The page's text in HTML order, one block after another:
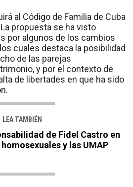
al Código de Familia de Cuba
propuesta se ha visto
por algunos de los cambios
cuales destaca la posibilidad
de las parejas
y por el contexto de
de libertades en que ha sido
LEA TAMBIÉN
de Fidel Castro en
y las UMAP